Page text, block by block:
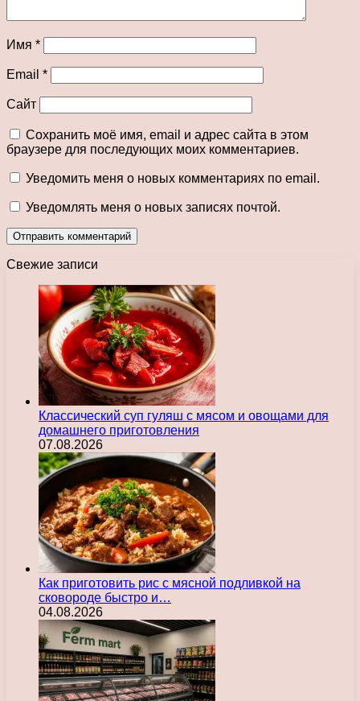
Имя *
Email *
Сайт
Сохранить моё имя, email и адрес сайта в этом
браузере для последующих моих комментариев.
Уведомить меня о новых комментариях по email.
Уведомлять меня о новых записях почтой.
Свежие записи
Классический суп гуляш с мясом и овощами для
домашнего приготовления
07.08.2026
Как приготовить рис с мясной подливкой на
сковороде быстро и…
04.08.2026